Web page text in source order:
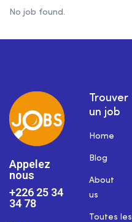
No job found.
Appelez
nous
+226 25 34
34 78
Trouver
un job
Home
Blog
About
us
Toutes les